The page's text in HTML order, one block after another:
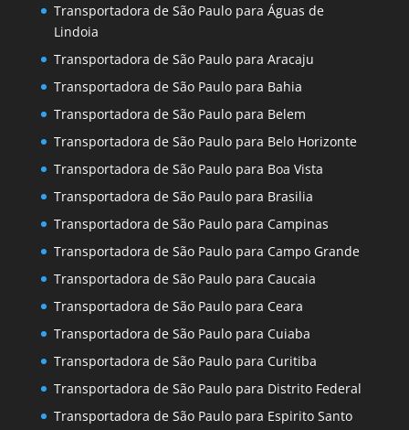
Transportadora de São Paulo para Águas de
Lindoia
Transportadora de São Paulo para Aracaju
Transportadora de São Paulo para Bahia
Transportadora de São Paulo para Belem
Transportadora de São Paulo para Belo Horizonte
Transportadora de São Paulo para Boa Vista
Transportadora de São Paulo para Brasilia
Transportadora de São Paulo para Campinas
Transportadora de São Paulo para Campo Grande
Transportadora de São Paulo para Caucaia
Transportadora de São Paulo para Ceara
Transportadora de São Paulo para Cuiaba
Transportadora de São Paulo para Curitiba
Transportadora de São Paulo para Distrito Federal
Transportadora de São Paulo para Espirito Santo